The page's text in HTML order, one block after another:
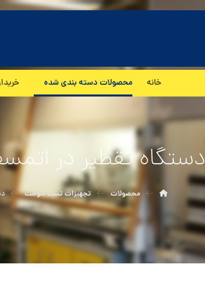
خانه محصولات دسته بندی شده
دستگاه تقطیر در
محصولات تجهیزات تست سوخت